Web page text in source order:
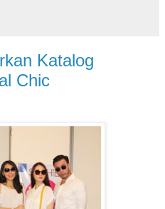
Katalog
Chic